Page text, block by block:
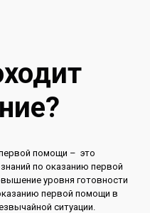
помощи – это
по оказанию первой
уровня готовности
первой помощи в
ситуации.